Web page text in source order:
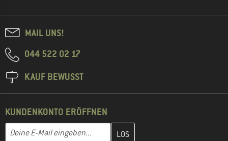
MAIL UNS!
044 522 02 17
KAUF BEWUSST
KUNDENKONTO ERÖFFNEN
E-Mail-Adresse
Gib hier deine E-Mail-Adresse ein und erstelle im nächsten